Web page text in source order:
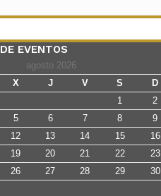
EVENTOS
agosto 2026
X J V S
D
1
2
5 6 7 8
9
12 13 14 15
16
19 20 21 22
23
26 27 28 29
30